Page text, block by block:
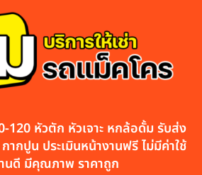
120 หัวตัก หัวเจาะ หกล้อดั้ม รับส่ง
กปูน ประเมินหน้างานฟรี ไม่มีค่าใช้
นดี มีคุณภาพ ราคาถูก